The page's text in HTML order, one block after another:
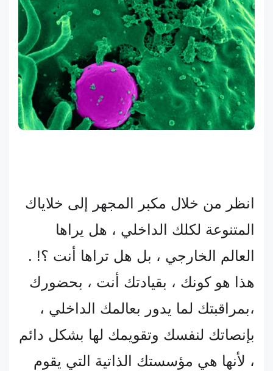
انظر من خلال مكبر المجهر إلى خلاياك
المتنوعة لكلك الداخلي ، هل يراها
العالم الخارجي ، بل هل تراها أنت ؟! .
هذا هو كونك ، بقيادتك أنت ، بحضورك
،بمراقبتك لما يدور بعالمك الداخلي ،
بإنصاتك لنفسك وتقويمك لها بشكل دائم
، لأنها هي مؤسستك الذاتية التي يقوم